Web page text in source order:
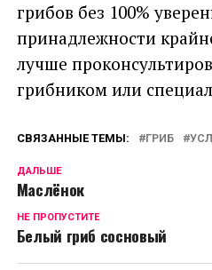
грибов без 100%
принадлежности
лучше
грибником или
СВЯЗАННЫЕ ТЕМЫ: ГРИБ
ДАЛЬШЕ
Маслёнок
НЕ ПРОПУСТИТЕ
Белый гриб сосновый